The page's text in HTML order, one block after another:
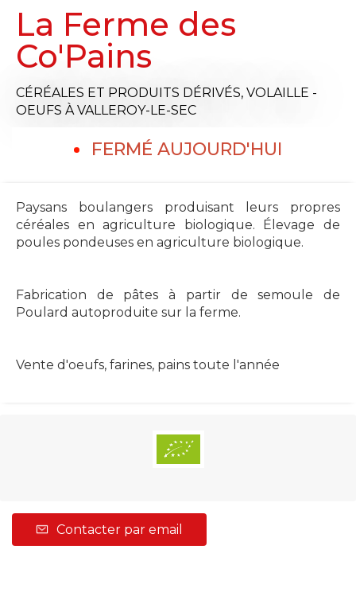
La Ferme des
Co'Pains
CÉRÉALES ET PRODUITS DÉRIVÉS, VOLAILLE -
OEUFS À VALLEROY-LE-SEC
FERMÉ AUJOURD'HUI
Paysans boulangers produisant leurs propres
céréales en agriculture biologique. Élevage de
poules pondeuses en agriculture biologique.
Fabrication de pâtes à partir de semoule de
Poulard autoproduite sur la ferme.
Vente d'oeufs, farines, pains toute l'année
Contacter par email